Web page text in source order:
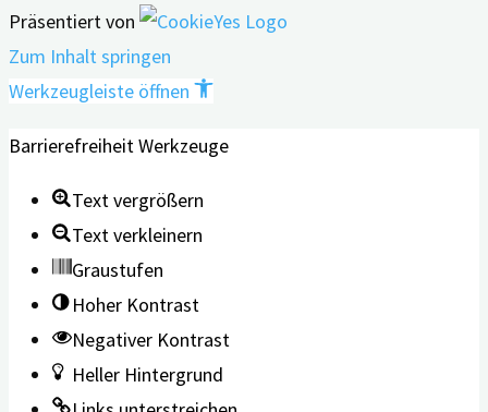
Präsentiert von
Zum Inhalt springen
Werkzeugleiste öffnen
Barrierefreiheit Werkzeuge
Text vergrößern
Text verkleinern
Graustufen
Hoher Kontrast
Negativer Kontrast
Heller Hintergrund